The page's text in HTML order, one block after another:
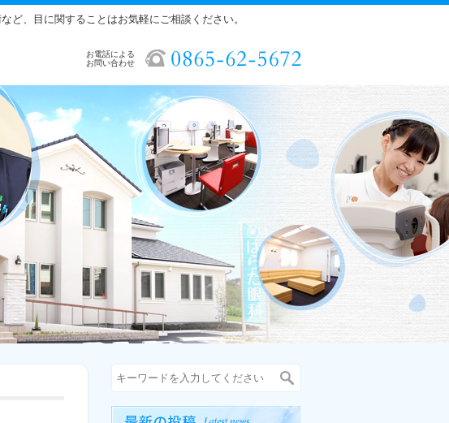
ど、目に関することはお気軽にご相談ください。
お電話による
お問い合わせ